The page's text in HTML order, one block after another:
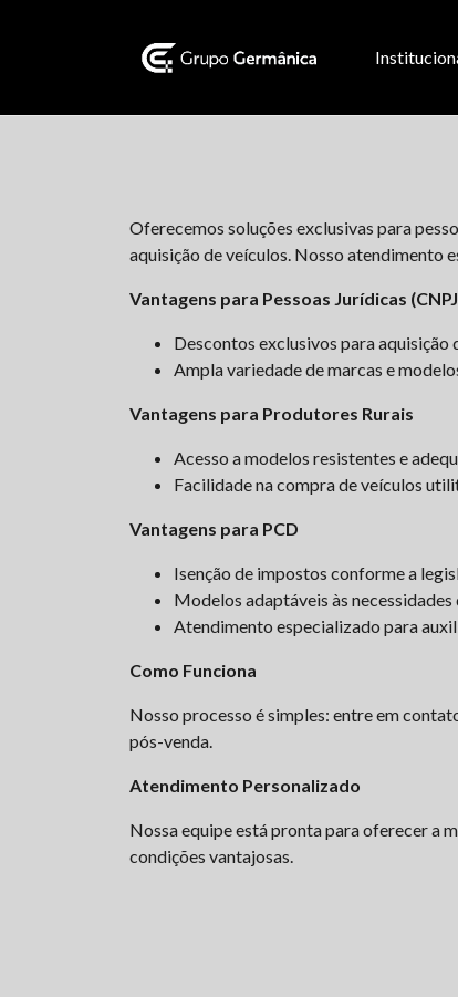
Oferecemos soluções exclusivas para
aquisição de veículos. Nosso atendimento
Vantagens para Pessoas Jurídicas
Descontos exclusivos para
Ampla variedade de marcas e
Vantagens para Produtores Rurais
Acesso a modelos resistentes e
Facilidade na compra de veículos
Vantagens para PCD
Isenção de impostos conforme a
Modelos adaptáveis às necessidades
Atendimento especializado para
Como Funciona
Nosso processo é simples: entre em
pós-venda.
Atendimento Personalizado
Nossa equipe está pronta para oferecer a
condições vantajosas.